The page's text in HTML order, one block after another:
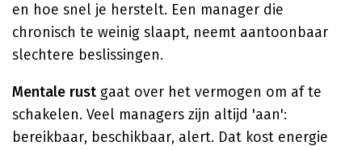
en hoe snel je herstelt. Een manager die
chronisch te weinig slaapt, neemt aantoonbaar
slechtere beslissingen.
Mentale rust gaat over het vermogen om af te
schakelen. Veel managers zijn altijd 'aan':
bereikbaar, beschikbaar, alert. Dat kost energie